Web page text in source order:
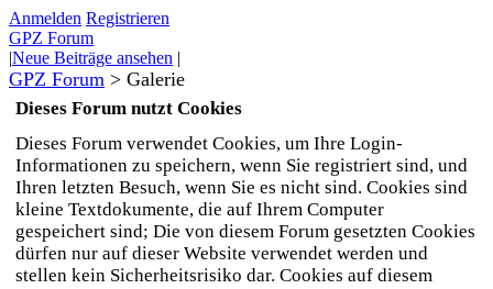
Anmelden Registrieren
GPZ Forum
|Neue Beiträge ansehen |
GPZ Forum > Galerie
Dieses Forum nutzt Cookies
Dieses Forum verwendet Cookies, um Ihre Login-
Informationen zu speichern, wenn Sie registriert sind, und
Ihren letzten Besuch, wenn Sie es nicht sind. Cookies sind
kleine Textdokumente, die auf Ihrem Computer
gespeichert sind; Die von diesem Forum gesetzten Cookies
dürfen nur auf dieser Website verwendet werden und
stellen kein Sicherheitsrisiko dar. Cookies auf diesem